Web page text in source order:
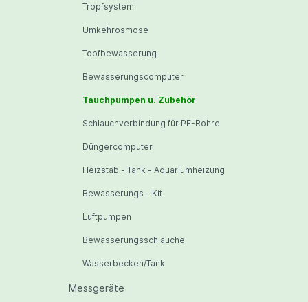
Tropfsystem
Umkehrosmose
Topfbewässerung
Bewässerungscomputer
Tauchpumpen u. Zubehör
Schlauchverbindung für PE-Rohre
Düngercomputer
Heizstab - Tank - Aquariumheizung
Bewässerungs - Kit
Luftpumpen
Bewässerungsschläuche
Wasserbecken/Tank
Messgeräte